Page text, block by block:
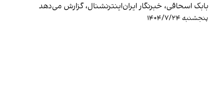
بابک اسحاقی، خبرنگار ایران‌اینترنشنال، گزارش می‌دهد
پنجشنبه ۱۴۰۴/۷/۲۴